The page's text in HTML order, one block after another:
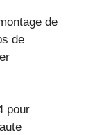
de
de
pour